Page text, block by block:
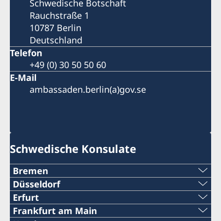
Schwedische Botschaft
Rauchstraße 1
10787 Berlin
Deutschland
Telefon
+49 (0) 30 50 50 60
E-Mail
ambassaden.berlin(a)gov.se
Schwedische Konsulate
Bremen
Telefon:
+49 (0)421-32 88 11 340
Düsseldorf
Telefon:
Erfurt
Telefon:
Frankfurt am Main